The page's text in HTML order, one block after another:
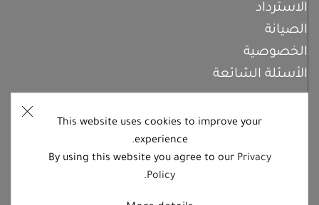
This website uses cookies to improve your
experience.
By using this website you agree to our Privacy
Policy
.
الاسترداد
الصيانة
الخصوصية
الأسئلة الشائعة
اشترك معنا
تابعنا على منصات التواصل الاجتماعي